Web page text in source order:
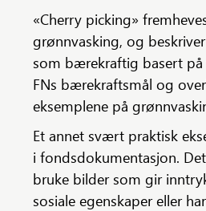
«Cherry picking»
grønnvasking, og
som bærekraftig basert på
FNs bærekraftsmål og
eksemplene på
Et annet svært praktisk
i fondsdokumentasjon.
bruke bilder som gir
sosiale egenskaper eller